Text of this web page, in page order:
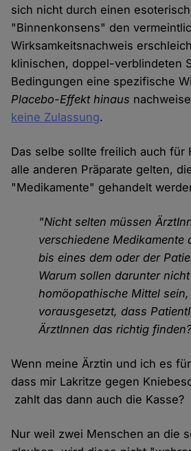
sich nicht durch einen
"Binnenkonsens" den
Wirksamkeitsnachweis
klinischen, doppel-verblindeten
Bedingungen eine spezifische
Placebo-Effekt hinaus
keine Zulassung.
Das selbe sollte freilich auch für
alle anderen Präparate gelten,
"Medikamente" gehandelt
"Nicht selten müssen
verschiedene Medikamente
bis eines dem oder der
Warum sollen darunter
homöopathische Mittel sein,
vorausgesetzt, dass
ÄrztInnen das richtig
Wenn meine Ärztin und ich es
dass mir Lakritze gegen
zahlt das dann auch die Kasse?
Nur weil zwei Menschen an die